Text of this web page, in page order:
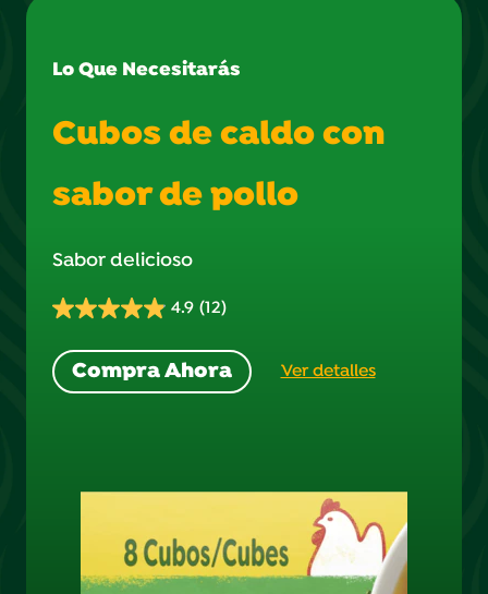
Lo Que Necesitarás
Cubos de caldo con
sabor de pollo
4.9 (12)
4.9
de
5
estrellas.
Sabor delicioso
Compra Ahora Ver detalles